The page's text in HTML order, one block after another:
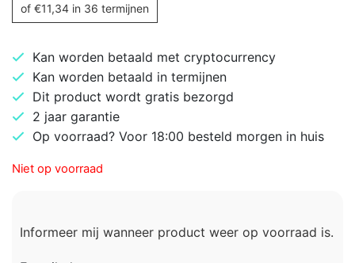
of €11,34 in 36 termijnen
Kan worden betaald met cryptocurrency
Kan worden betaald in termijnen
Dit product wordt gratis bezorgd
2 jaar garantie
Op voorraad? Voor 18:00 besteld morgen in huis
Niet op voorraad
Informeer mij wanneer product weer op voorraad is.